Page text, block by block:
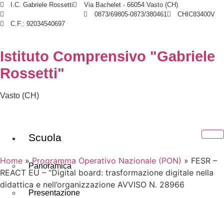
I.C. Gabriele Rossetti
Via Bachelet - 66054 Vasto (CH)
0873/69805-0873/380461
CHIC83400V
C.F.: 92034540697
Istituto Comprensivo "Gabriele
Rossetti"
Vasto (CH)
Scuola
Panoramica
Presentazione
Home »Programma Operativo Nazionale (PON) » FESR –
REACT EU – “Digital board: trasformazione digitale nella
didattica e nell’organizzazione AVVISO N. 28966